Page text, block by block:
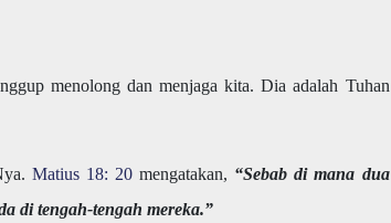
menolong dan menjaga kita. Dia adalah Tuhan
Matius 18: 20 mengatakan, “Sebab di mana dua
di tengah-tengah mereka.”